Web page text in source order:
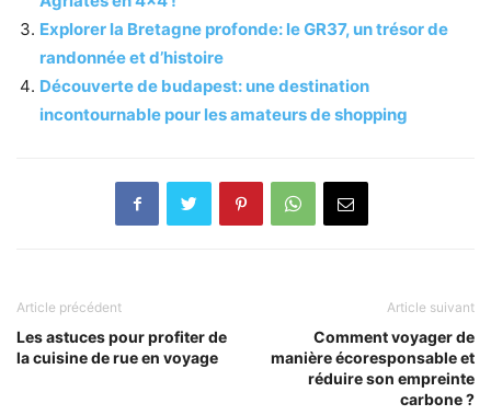
Explorer la Bretagne profonde: le GR37, un trésor de
randonnée et d’histoire
Découverte de budapest: une destination
incontournable pour les amateurs de shopping
Article précédent
Les astuces pour profiter de
la cuisine de rue en voyage
Article suivant
Comment voyager de
manière écoresponsable et
réduire son empreinte
carbone ?